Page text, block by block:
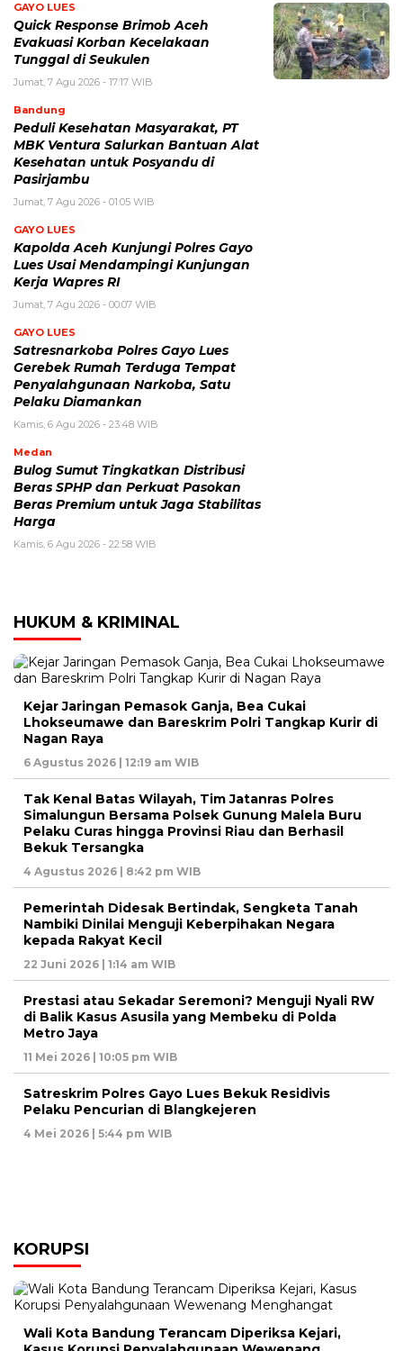
GAYO LUES
Quick Response Brimob Aceh
Evakuasi Korban Kecelakaan
Tunggal di Seukulen
Jumat, 7 Agu 2026 - 17:17 WIB
Bandung
Peduli Kesehatan Masyarakat, PT
MBK Ventura Salurkan Bantuan Alat
Kesehatan untuk Posyandu di
Pasirjambu
Jumat, 7 Agu 2026 - 01:05 WIB
GAYO LUES
Kapolda Aceh Kunjungi Polres Gayo
Lues Usai Mendampingi Kunjungan
Kerja Wapres RI
Jumat, 7 Agu 2026 - 00:07 WIB
GAYO LUES
Satresnarkoba Polres Gayo Lues
Gerebek Rumah Terduga Tempat
Penyalahgunaan Narkoba, Satu
Pelaku Diamankan
Kamis, 6 Agu 2026 - 23:48 WIB
Medan
Bulog Sumut Tingkatkan Distribusi
Beras SPHP dan Perkuat Pasokan
Beras Premium untuk Jaga Stabilitas
Harga
Kamis, 6 Agu 2026 - 22:58 WIB
HUKUM & KRIMINAL
Kejar Jaringan Pemasok Ganja, Bea Cukai
Lhokseumawe dan Bareskrim Polri Tangkap Kurir di
Nagan Raya
6 Agustus 2026 | 12:19 am WIB
Tak Kenal Batas Wilayah, Tim Jatanras Polres
Simalungun Bersama Polsek Gunung Malela Buru
Pelaku Curas hingga Provinsi Riau dan Berhasil
Bekuk Tersangka
4 Agustus 2026 | 8:42 pm WIB
Pemerintah Didesak Bertindak, Sengketa Tanah
Nambiki Dinilai Menguji Keberpihakan Negara
kepada Rakyat Kecil
22 Juni 2026 | 1:14 am WIB
Prestasi atau Sekadar Seremoni? Menguji Nyali RW
di Balik Kasus Asusila yang Membeku di Polda
Metro Jaya
11 Mei 2026 | 10:05 pm WIB
Satreskrim Polres Gayo Lues Bekuk Residivis
Pelaku Pencurian di Blangkejeren
4 Mei 2026 | 5:44 pm WIB
KORUPSI
Wali Kota Bandung Terancam Diperiksa Kejari,